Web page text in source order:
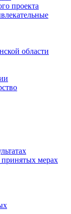
проекта
области
мерах